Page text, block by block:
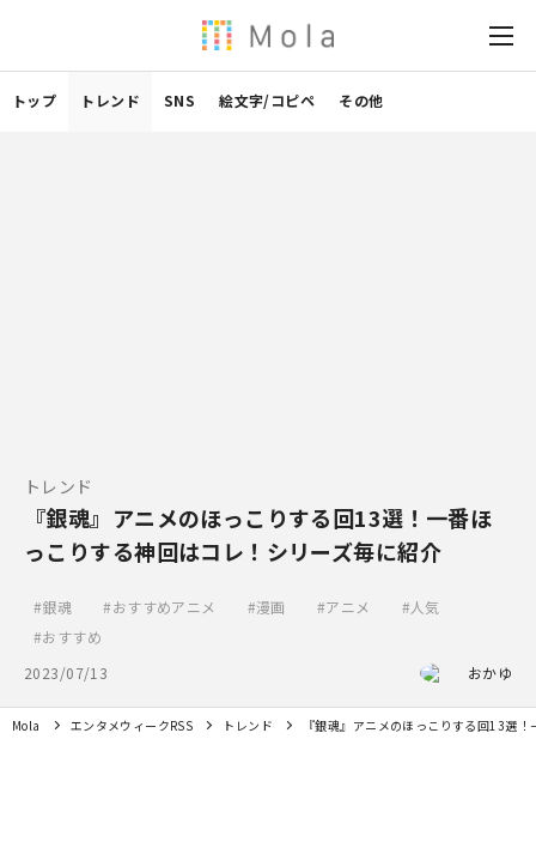
トップ トレンド SNS 絵文字/コピペ その他
トレンド
『銀魂』アニメのほっこりする回13選！一番ほ
っこりする神回はコレ！シリーズ毎に紹介
銀魂 おすすめアニメ 漫画 アニメ
人気
おすすめ
2023/07/13
おかゆ
Mola エンタメウィークRSS トレンド 『銀魂』アニメのほっこりする回13選